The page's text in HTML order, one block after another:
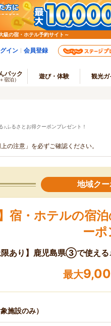
の宿・ホテル予約サイト～
イン 会員登録
パック
宿泊） 遊び・体験 観光ガ
ふるさとお得クーポンプレゼント！
の注意」を必ずご確認ください。
地域ク
宿・ホテルの宿
ーポ
限あり】鹿児島県③で使え
最大
施設のみ）